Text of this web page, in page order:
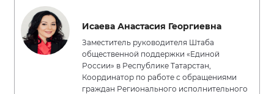
Исаева Анастасия Георгиевна
Заместитель руководителя Штаба
общественной поддержки «Единой
России» в Республике Татарстан,
Координатор по работе с обращениями
граждан Регионального исполнительного